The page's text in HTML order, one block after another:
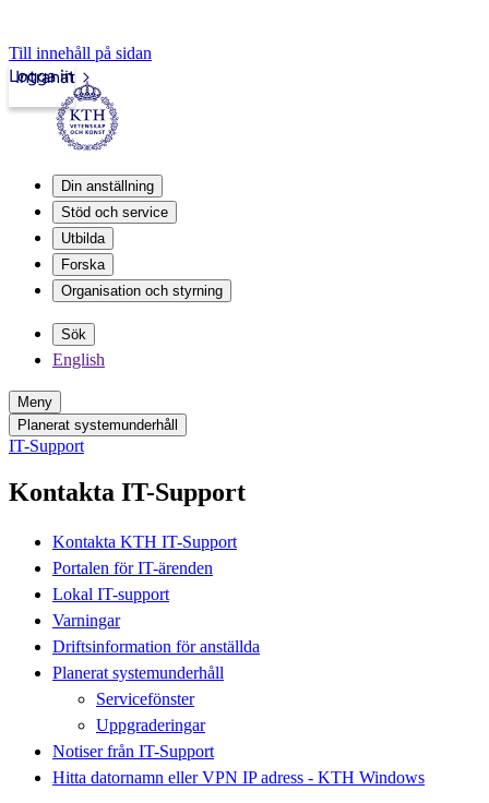
Till innehåll på sidan
Intranät
Logga in
Din anställning
Stöd och service
Utbilda
Forska
Organisation och styrning
Sök
English
Meny
Planerat systemunderhåll
IT-Support
Kontakta IT-Support
Kontakta KTH IT-Support
Portalen för IT-ärenden
Lokal IT-support
Varningar
Driftsinformation för anställda
Planerat systemunderhåll
Servicefönster
Uppgraderingar
Notiser från IT-Support
Hitta datornamn eller VPN IP adress - KTH Windows